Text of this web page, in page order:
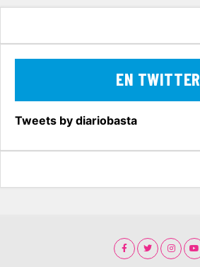
EN TWITTER
Tweets by diariobasta